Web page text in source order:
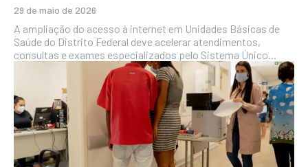
29 de maio de 2026
A ampliação do acesso à internet em Unidades Básicas de
Saúde do Distrito Federal deve acelerar atendimentos,
consultas e exames especializados pelo Sistema Único...